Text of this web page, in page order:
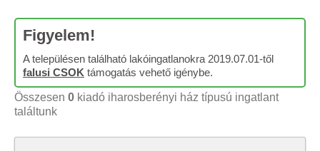
Figyelem!
A településen található lakóingatlanokra 2019.07.01-től
falusi CSOK támogatás vehető igénybe.
Összesen 0 kiadó iharosberényi ház típusú ingatlant
találtunk